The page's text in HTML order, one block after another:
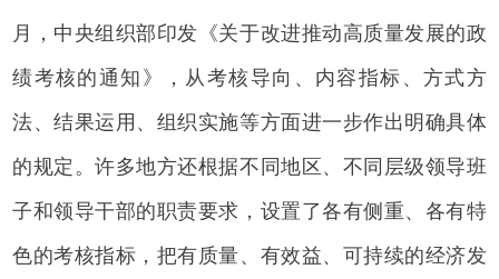
月，中央组织部印发《关于改进推动高质量发展的政
绩考核的通知》，从考核导向、内容指标、方式方
法、结果运用、组织实施等方面进一步作出明确具体
的规定。许多地方还根据不同地区、不同层级领导班
子和领导干部的职责要求，设置了各有侧重、各有特
色的考核指标，把有质量、有效益、可持续的经济发